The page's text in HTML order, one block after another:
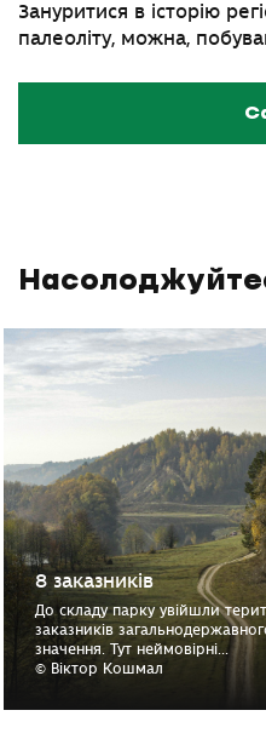
Зануритися в історію
палеоліту, можна,
8 заказників
До складу парку увійшли
заказників
значення. Тут неймовірні...
© Віктор Кошмал